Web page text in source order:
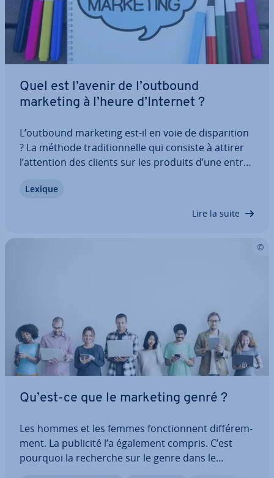
Quel est l’avenir de l’outbound
marketing à l’heure d’Internet ?
L’outbound marketing est-il en voie de dis­pa­ri­tion
? La méthode tra­di­tion­nelle qui consiste à attirer
l’attention des clients sur les produits d’une en­tre­
lieu de cela, des offres sont mises à dis­po­si­tion de
Lexique
Lire la suite
Qu’est-ce que le marketing genré ?
Les hommes et les femmes fonc­tion­nent dif­fé­rem­
ment. La publicité l’a également compris. C’est
pourquoi la recherche sur le genre dans le